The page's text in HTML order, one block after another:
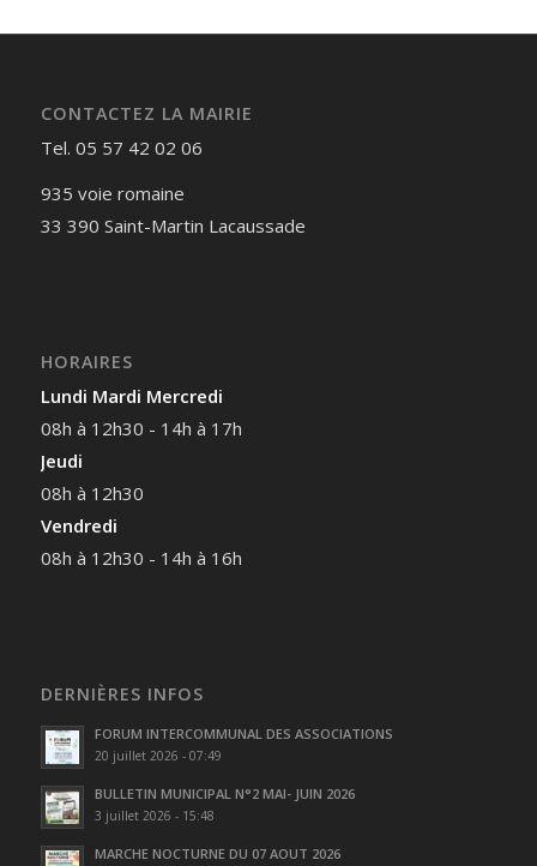
CONTACTEZ LA MAIRIE
Tel. 05 57 42 02 06
935 voie romaine
33 390 Saint-Martin Lacaussade
HORAIRES
Lundi Mardi Mercredi
08h à 12h30 - 14h à 17h
Jeudi
08h à 12h30
Vendredi
08h à 12h30 - 14h à 16h
DERNIÈRES INFOS
FORUM INTERCOMMUNAL DES ASSOCIATIONS
20 juillet 2026 - 07:49
BULLETIN MUNICIPAL N°2 MAI- JUIN 2026
3 juillet 2026 - 15:48
MARCHE NOCTURNE DU 07 AOUT 2026